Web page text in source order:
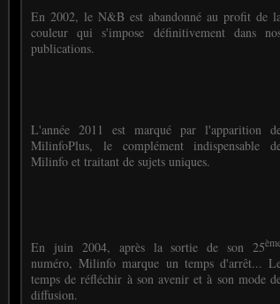
En 2002, le N&B est abandonné au profit de
couleur qui s'impose définitivement dans
publications.
L'année 2011 est marqué par l'apparition
MilinfoPlus, le complément indispensable
Milinfo et traitant de sujets uniques.
En juin 2004, après la sortie de son 25
numéro, Milinfo marque un temps d'arrêt...
temps de réfléchir à son avenir et à son mode
diffusion.